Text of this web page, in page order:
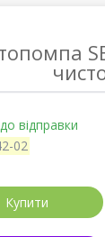
відправки
02
Купити